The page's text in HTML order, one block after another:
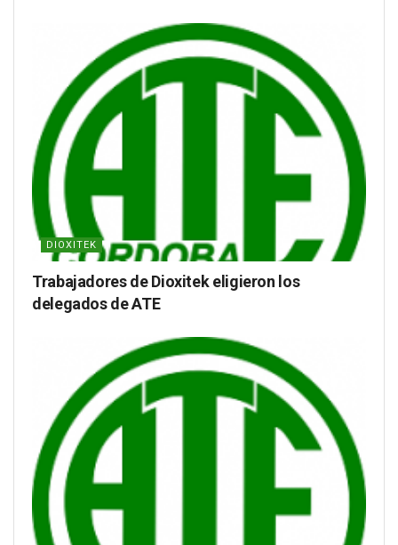
DIOXITEK
Trabajadores de Dioxitek eligieron los
delegados de ATE